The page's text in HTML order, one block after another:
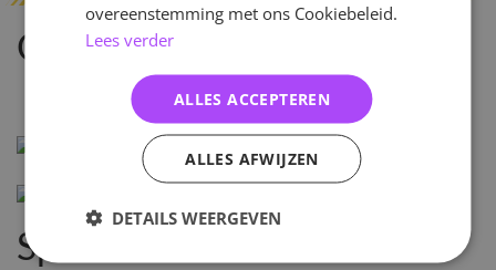
Omschrijving
Specificaties
overeenstemming met ons Cookiebeleid.
Lees verder
ALLES ACCEPTEREN
ALLES AFWIJZEN
DETAILS WEERGEVEN